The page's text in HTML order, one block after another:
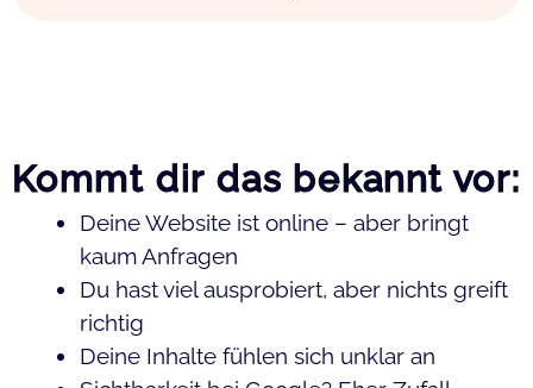
Kommt dir das bekannt vor:
Deine Website ist online – aber bringt
kaum Anfragen
Du hast viel ausprobiert, aber nichts greift
richtig
Deine Inhalte fühlen sich unklar an